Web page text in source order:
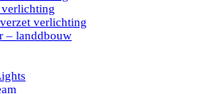
IP68 waterdicht
kleur wit
Vantage
met ingebouwde accu
Led strips
VERLICHTING
interieur PIR / Touch
verlichting
– landdbouw